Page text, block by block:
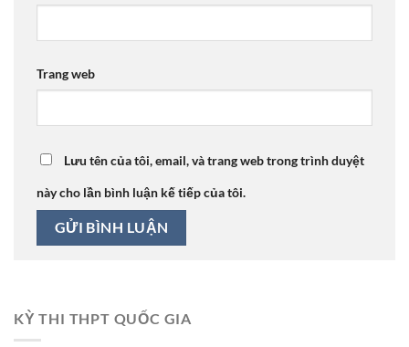
Trang web
Lưu tên của tôi, email, và trang web trong trình duyệt
này cho lần bình luận kế tiếp của tôi.
KỲ THI THPT QUỐC GIA